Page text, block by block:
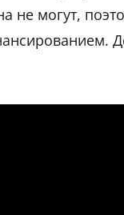
не могут,